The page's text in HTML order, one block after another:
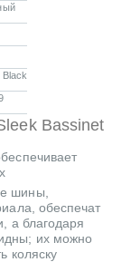
Black
Bassinet
шины,
обеспечат
а благодаря
их можно
коляску